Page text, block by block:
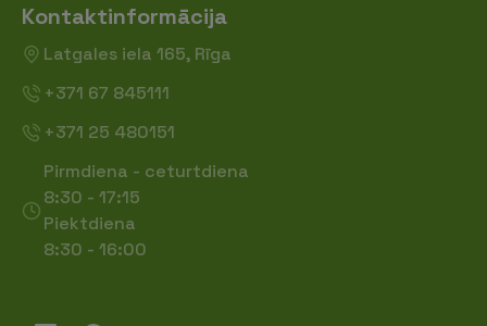
Kontaktinformācija
Latgales iela 165, Rīga
+371 67 845111
+371 25 480151
Pirmdiena - ceturtdiena
8:30 - 17:15
Piektdiena
8:30 - 16:00